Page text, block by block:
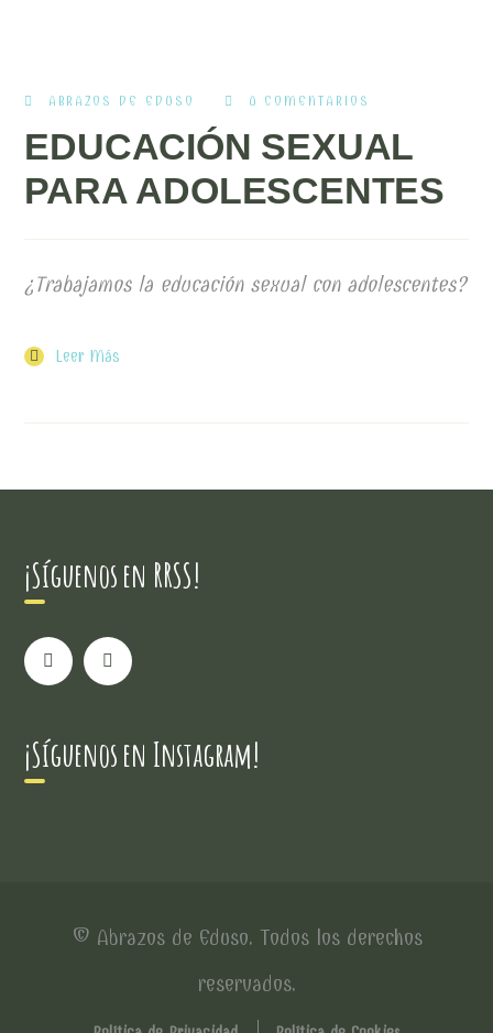
ABRAZOS DE EDUSO 0 COMENTARIOS
EDUCACIÓN SEXUAL
PARA ADOLESCENTES
¿Trabajamos la educación sexual con adolescentes?
Leer Más
¡Síguenos en RRSS!
¡Síguenos en Instagram!
© Abrazos de Eduso. Todos los derechos
reservados.